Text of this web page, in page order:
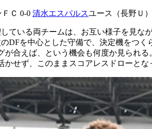
Ｃ 0-0 清水エスパルスユース（長野Ｕ）
ている両チームは、お互い様子を見
DFを中心とした守備で、決定機をつ
が合えば、という機会も何度か見られ
かせず、このままスコアレスドローとな